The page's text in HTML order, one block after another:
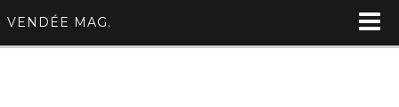
VENDÉE MAG.